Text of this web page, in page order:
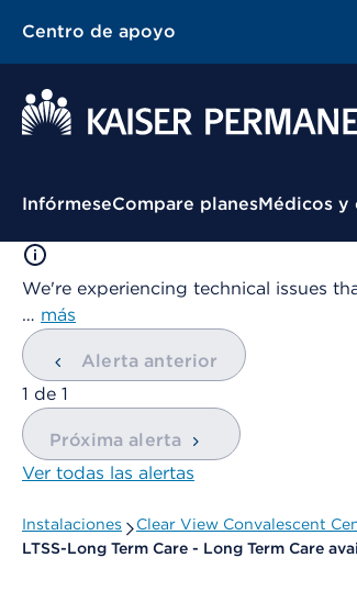
Centro de apoyo
Menú contextual
InfórmeseCompare planesMédicos y
We're experiencing technical issues
… más
Alerta anterior
mostrando
1 de 1
Próxima alerta
Ver todas las alertas
Instalaciones Clear View Convalescent
LTSS-Long Term Care - Long Term Care